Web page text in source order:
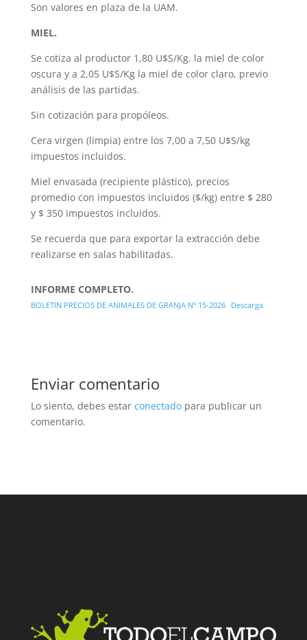
Son valores en plaza de la UAM.
MIEL.
Se cotiza al productor 1,80 U$S/Kg. la miel de color
oscura y a 2,05 U$S/Kg la miel de color claro, previo
análisis de las partidas.
Sin cotización para propóleos.
Cera virgen (limpia) entre los 7,00 a 7,50 U$S/kg
impuestos incluidos.
Miel envasada (recipiente plástico), precios
promedio con impuestos incluidos ($/kg) entre $ 280
y $ 350 impuestos incluidos.
Se recuerda que para exportar la extracción debe
realizarse en salas habilitadas.
INFORME COMPLETO.
BOLETIN PRECIOS DE ANIMALES DE GRANJA Nº 15-2026 Descarga
Enviar comentario
Lo siento, debes estar conectadopara publicar un
comentario.
Facebook